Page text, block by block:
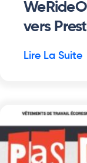
vers
Lire La Suite